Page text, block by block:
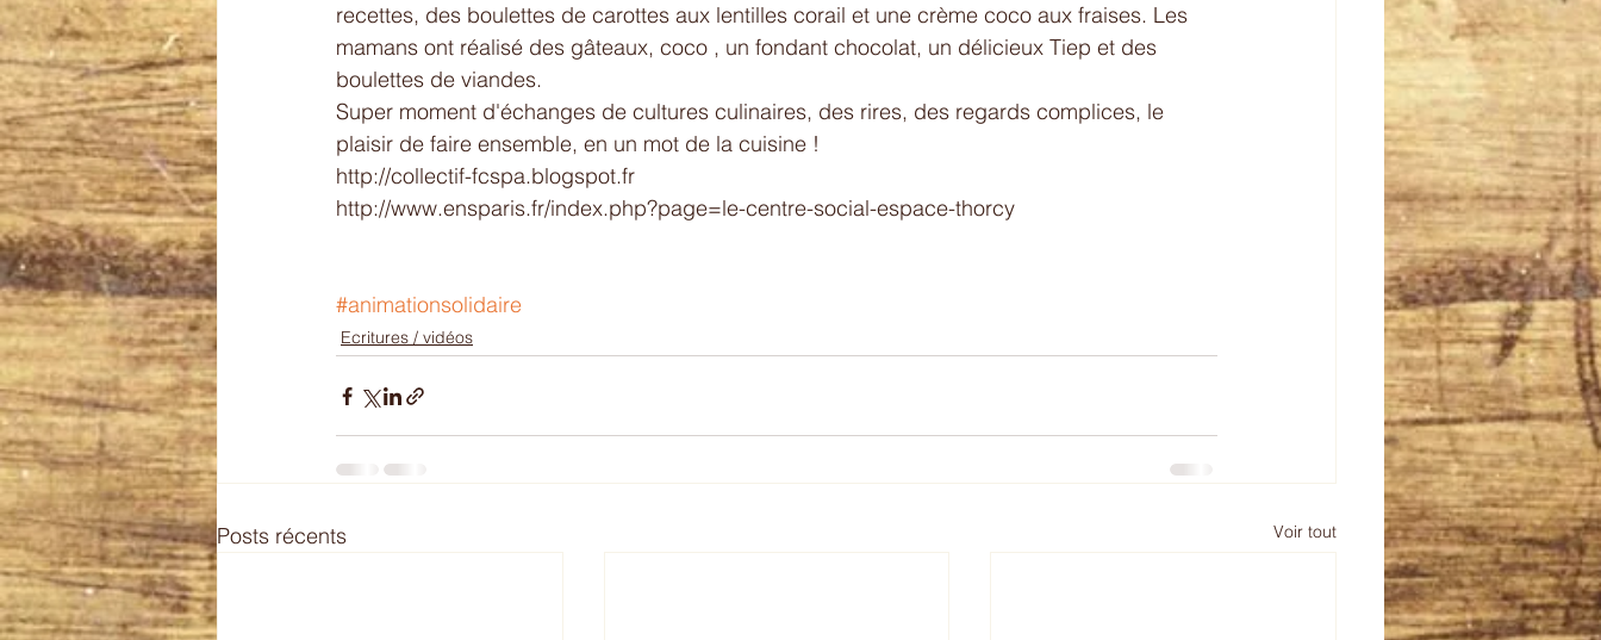
recettes, des boulettes de carottes aux lentilles corail et une crème coco aux fraises. Les
mamans ont réalisé des gâteaux, coco , un fondant chocolat, un délicieux Tiep et des
boulettes de viandes.
Super moment d'échanges de cultures culinaires, des rires, des regards complices, le
plaisir de faire ensemble, en un mot de la cuisine !
http://collectif-fcspa.blogspot.fr
http://www.ensparis.fr/index.php?page=le-centre-social-espace-thorcy
#animationsolidaire
Ecritures / vidéos
Posts récents Voir tout